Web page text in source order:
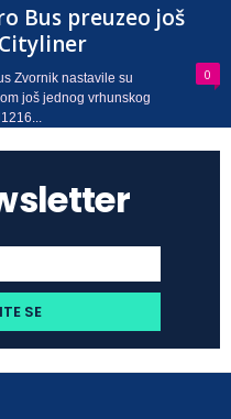
Bus preuzeo još
0
Zvornik nastavile su
još jednog vrhunskog